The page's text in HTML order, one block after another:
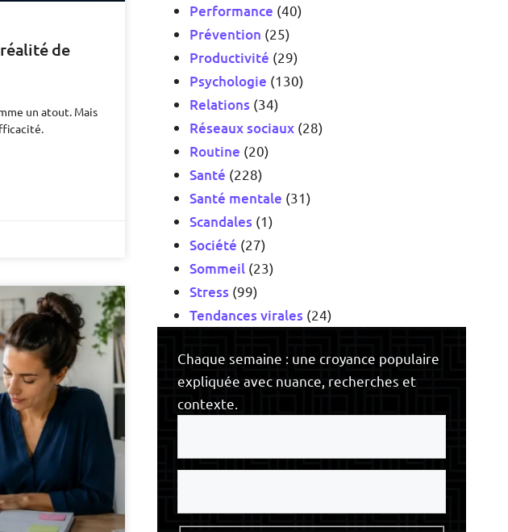
de
un atout. Mais
Performance (40)
Prévention (25)
Productivité (29)
Psychologie (130)
Relations (34)
Réseaux sociaux(28)
Routine (20)
Santé (228)
Santé mentale (31)
Scandales (1)
Société (27)
Sommeil (23)
Stress (99)
Tendances virales (24)
Chaque semaine : une croyance populaire
expliquée avec nuance, recherches et
contexte.
Votre
Votre